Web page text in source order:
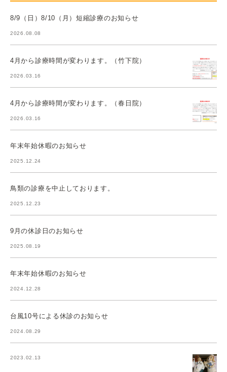
8/9（日）8/10（月）短縮診療のお知らせ
2026.08.08
4月から診療時間が変わります。（竹下院）
2026.03.16
4月から診療時間が変わります。（春日院）
2026.03.16
年末年始休暇のお知らせ
2025.12.24
鳥類の診療を中止しております。
2025.12.23
9月の休診日のお知らせ
2025.08.19
年末年始休暇のお知らせ
2024.12.28
台風10号による休診のお知らせ
2024.08.29
2023.02.13